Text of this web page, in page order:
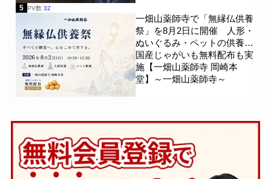
5 PV数 32
一畑山薬師寺で「無縁仏供養
祭」を8月2日に開催 人形・
ぬいぐるみ・ペットの供養、
国産じゃがいも無料配布も実
施【一畑山薬師寺 岡崎本
堂】～一畑山薬師寺～